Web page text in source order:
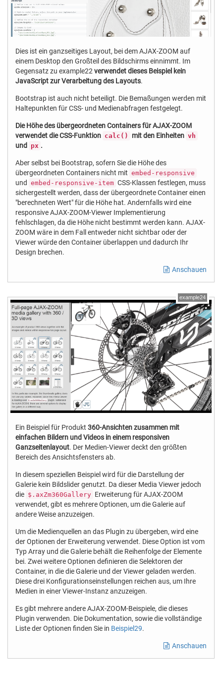
Dies ist ein ganzseitiges Layout, bei dem AJAX-ZOOM auf
einem Desktop den Großteil des Bildschirms einnimmt. Im
Gegensatz zu example22 verwendet dieses Beispiel kein
JavaScript zur Verarbeitung des Layouts.
Bootstrap ist auch nicht beteiligt. Die Bemaßungen werden mit
Haltepunkten für CSS- und Medienabfragen festgelegt.
Die Höhe des übergeordneten Containers für AJAX-ZOOM
verwendet die CSS-Funktion calc() mit den Einheiten vh
und px .
Aber selbst bei Bootstrap, sofern Sie die Höhe des
übergeordneten Containers nicht mit embed-responsive
und embed-responsive-item CSS-Klassen festlegen, muss
sichergestellt werden, dass der übergeordnete Container einen
"berechneten Wert" für die Höhe hat. Andernfalls wird eine
responsive AJAX-ZOOM-Viewer Implementierung
fehlschlagen, da die Höhe nicht bestimmt werden kann. AJAX-
ZOOM wäre in dem Fall entweder nicht sichtbar oder der
Viewer würde den Container überlappen und dadurch Ihr
Design brechen.
Anschauen
example24
Ein Beispiel für Produkt 360-Ansichten zusammen mit
einfachen Bildern und Videos in einem responsiven
Ganzseitenlayout. Der Medien-Viewer deckt den größten
Bereich des Ansichtsfensters ab.
In diesem speziellen Beispiel wird für die Darstellung der
Galerie kein Bildslider genutzt. Da dieser Media Viewer jedoch
die $.axZm360Gallery Erweiterung für AJAX-ZOOM
verwendet, gibt es mehrere Optionen, um die Galerie auf
andere Weise anzuzeigen.
Um die Medienquellen an das Plugin zu übergeben, wird eine
der Optionen der Erweiterung verwendet. Diese Option ist vom
Typ Array und die Galerie behält die Reihenfolge der Elemente
bei. Zwei weitere Optionen definieren die Selektoren der
Container, in die die Galerie und der Viewer geladen werden.
Diese drei Konfigurationseinstellungen reichen aus, um Ihre
Medien in einer Viewer-Instanz anzuzeigen.
Es gibt mehrere andere AJAX-ZOOM-Beispiele, die dieses
Plugin verwenden. Die Dokumentation, sowie die vollständige
Liste der Optionen finden Sie in Beispiel29.
Anschauen